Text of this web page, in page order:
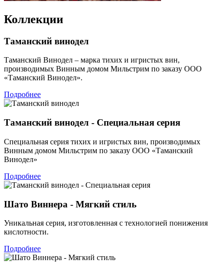
Коллекции
Таманский винодел
Таманский Винодел – марка тихих и игристых вин,
производимых Винным домом Мильстрим по заказу ООО
«Таманский Винодел».
Подробнее
Таманский винодел - Специальная серия
Специальная серия тихих и игристых вин, производимых
Винным домом Мильстрим по заказу ООО «Таманский
Винодел»
Подробнее
Шато Виннера - Мягкий стиль
Уникальная серия, изготовленная с технологией понижения
кислотности.
Подробнее